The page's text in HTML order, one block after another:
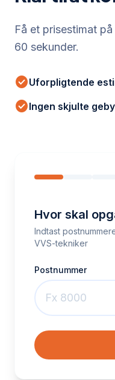
Få et prisestimat
60 sekunder.
check_circleUforpligtende
check_circleIngen skjulte
Hvor skal
Indtast
VVS-tekniker
Postnummer